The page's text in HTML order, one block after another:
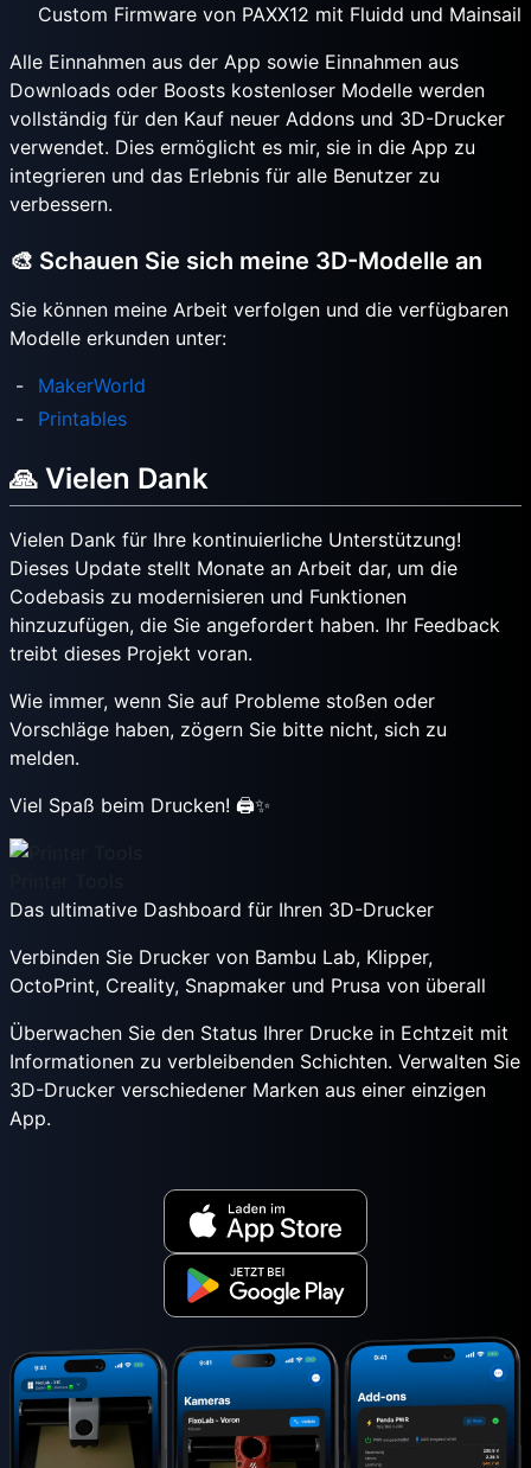
Custom Firmware von PAXX12 mit Fluidd und Mainsail
Alle Einnahmen aus der App sowie Einnahmen aus
Downloads oder Boosts kostenloser Modelle werden
vollständig für den Kauf neuer Addons und 3D-Drucker
verwendet. Dies ermöglicht es mir, sie in die App zu
integrieren und das Erlebnis für alle Benutzer zu
verbessern.
🎨 Schauen Sie sich meine 3D-Modelle an
Sie können meine Arbeit verfolgen und die verfügbaren
Modelle erkunden unter:
MakerWorld
Printables
🙏 Vielen Dank
Vielen Dank für Ihre kontinuierliche Unterstützung!
Dieses Update stellt Monate an Arbeit dar, um die
Codebasis zu modernisieren und Funktionen
hinzuzufügen, die Sie angefordert haben. Ihr Feedback
treibt dieses Projekt voran.
Wie immer, wenn Sie auf Probleme stoßen oder
Vorschläge haben, zögern Sie bitte nicht, sich zu
melden.
Viel Spaß beim Drucken! 🖨️✨
Das ultimative Dashboard für Ihren 3D-Drucker
Verbinden Sie Drucker von Bambu Lab, Klipper,
OctoPrint, Creality, Snapmaker und Prusa von überall
Überwachen Sie den Status Ihrer Drucke in Echtzeit mit
Informationen zu verbleibenden Schichten. Verwalten Sie
3D-Drucker verschiedener Marken aus einer einzigen
App.